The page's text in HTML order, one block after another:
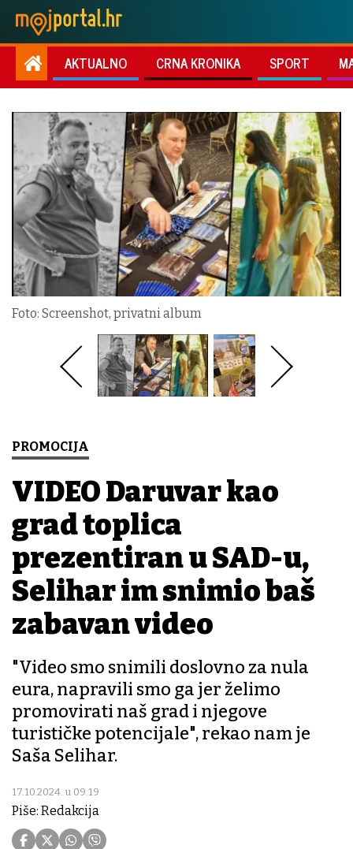
AKTUALNO CRNA KRONIKA SPORT
Foto: Screenshot, privatni album
PROMOCIJA
VIDEO Daruvar kao
grad toplica
prezentiran u SAD-u,
Selihar im snimio baš
zabavan video
"Video smo snimili doslovno za nula
eura, napravili smo ga jer želimo
promovirati naš grad i njegove
turističke potencijale", rekao nam je
Saša Selihar.
17.10.2024. u 09:19
Piše: Redakcija